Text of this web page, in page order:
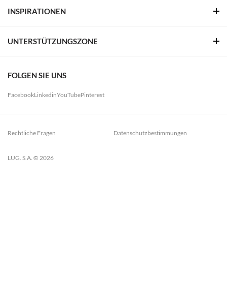
INSPIRATIONEN
UNTERSTÜTZUNGSZONE
FOLGEN SIE UNS
FacebookLinkedinYouTubePinterest
LUG. S.A. © 2026
Rechtliche Fragen Datenschutzbestimmungen